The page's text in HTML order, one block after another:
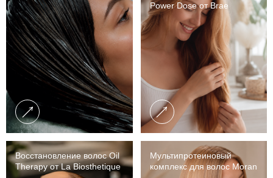
Power Dose от Brae
Восстановление волос Oil
Therapy от La Biosthetique
Мультипротеиновый
комплекс для волос Moran